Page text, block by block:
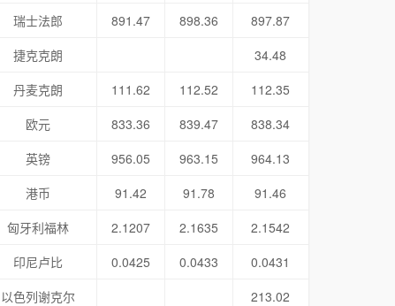
瑞士法郎
891.47 898.36
897.87
捷克克朗
34.48
丹麦克朗
111.62 112.52
112.35
欧元
833.36 839.47
838.34
英镑
956.05 963.15
964.13
港币
91.42 91.78
91.46
匈牙利福林
2.1207 2.1635
2.1542
印尼卢比
0.0425 0.0433
0.0431
以色列谢克尔
213.02